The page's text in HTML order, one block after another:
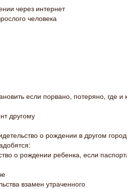
через интернет
человека
если порвано, потеряно, где и
другому
о рождении в другом
о рождении ребенка, если
взамен утраченного